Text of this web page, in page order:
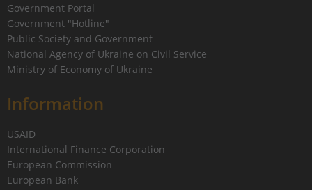
Government Portal
Government "Hotline"
Public Society and Government
National Agency of Ukraine on Civil Service
Ministry of Economy of Ukraine
Information
USAID
International Finance Corporation
European Commission
European Bank